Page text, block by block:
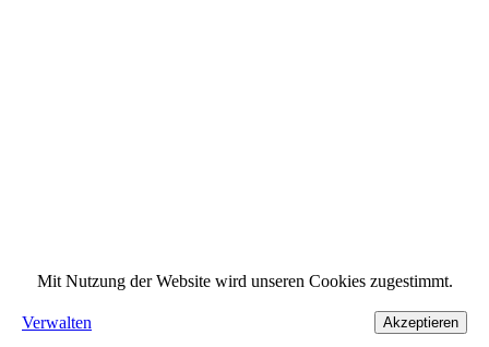
Mit Nutzung der Website wird unseren Cookies zugestimmt.
Verwalten Akzeptieren